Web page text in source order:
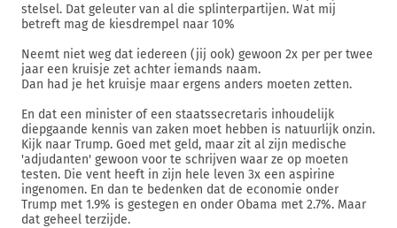
stelsel. Dat geleuter van al die splinterpartijen. Wat mij
betreft mag de kiesdrempel naar 10%
Neemt niet weg dat iedereen (jij ook) gewoon 2x per per twee
jaar een kruisje zet achter iemands naam.
Dan had je het kruisje maar ergens anders moeten zetten.
En dat een minister of een staatssecretaris inhoudelijk
diepgaande kennis van zaken moet hebben is natuurlijk onzin.
Kijk naar Trump. Goed met geld, maar zit al zijn medische
'adjudanten' gewoon voor te schrijven waar ze op moeten
testen. Die vent heeft in zijn hele leven 3x een aspirine
ingenomen. En dan te bedenken dat de economie onder
Trump met 1.9% is gestegen en onder Obama met 2.7%. Maar
dat geheel terzijde.